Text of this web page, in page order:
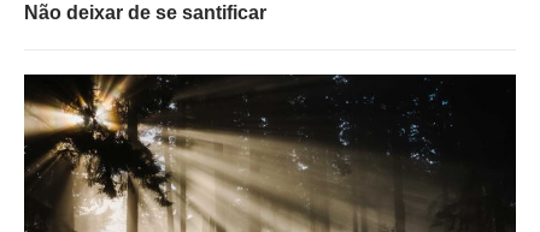
Não deixar de se santificar